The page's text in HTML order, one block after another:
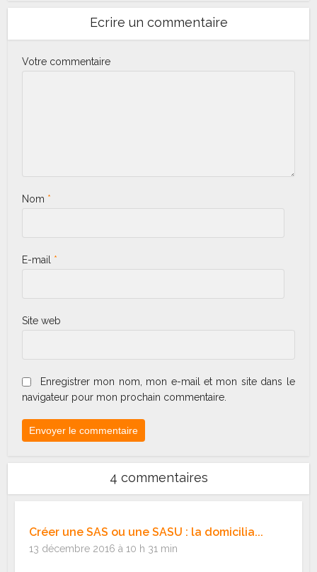
Ecrire un commentaire
Votre commentaire
Nom *
E-mail *
Site web
Enregistrer mon nom, mon e-mail et mon site dans le
navigateur pour mon prochain commentaire.
4 commentaires
Créer une SAS ou une SASU : la domicilia...
13 décembre 2016 à 10 h 31 min